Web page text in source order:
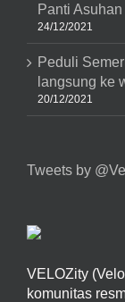
Panti
24/12/2021
Peduli
langsung ke
20/12/2021
Tweets by
VELOZity
komunitas